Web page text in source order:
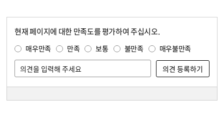
현재 페이지에 대한 만족도를 평가하여 주십시오.
매우만족 만족 보통 불만족 매우불만족